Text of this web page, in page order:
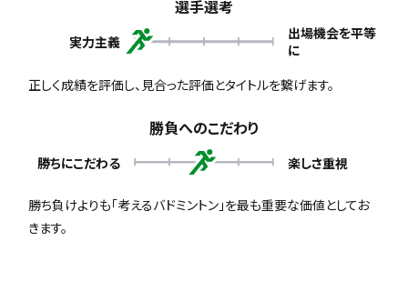
選手選考
実力主義
出場機会を平等
に
正しく成績を評価し、見合った評価とタイトルを繋げます。
勝負へのこだわり
勝ちにこだわる 楽しさ重視
勝ち負けよりも「考えるバドミントン」を最も重要な価値としてお
きます。